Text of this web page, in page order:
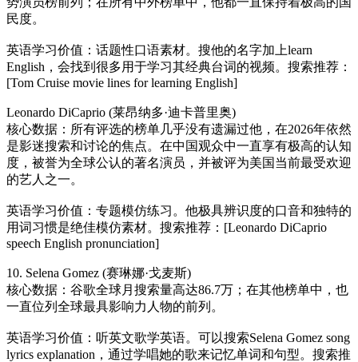
民度。
英语学习价值：话题性口语素材。搜他的名字加上learn
English，会找到很多用于学习其经典台词的视频。搜索推荐：
[Tom Cruise movie lines for learning English]
Leonardo DiCaprio (莱昂纳多·迪卡普里奥)
核心数据：所有评选的榜单几乎没有遗漏过他，在2026年依然
是影迷搜索和讨论的焦点。在中国观众中一直享有极高的认知
度，被誉为全球公认的著名演员，并被评为美国当前最受欢迎
的艺人之一。
英语学习价值：专题模仿练习。他极具辨识度的口音和独特的
用词习惯是绝佳模仿素材。搜索推荐：[Leonardo DiCaprio
speech English pronunciation]
10. Selena Gomez (赛琳娜·戈麦斯)
核心数据：谷歌全球月搜索量高达86.7万；在其他榜单中，也
一直位列全球最具影响力人物的前列。
英语学习价值：听英文歌学英语。可以搜索Selena Gomez song
lyrics explanation，通过学唱她的歌来记忆单词和句型。搜索推